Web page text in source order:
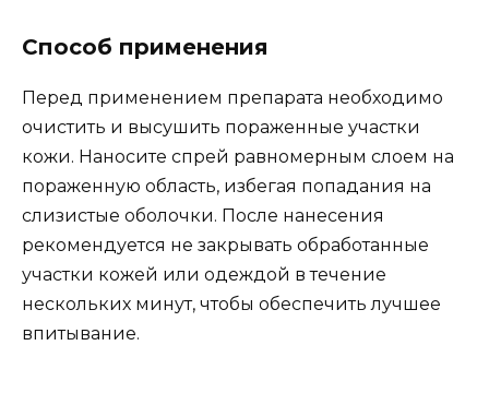
Способ применения
Перед применением препарата необходимо
очистить и высушить пораженные участки
кожи. Наносите спрей равномерным слоем на
пораженную область, избегая попадания на
слизистые оболочки. После нанесения
рекомендуется не закрывать обработанные
участки кожей или одеждой в течение
нескольких минут, чтобы обеспечить лучшее
впитывание.